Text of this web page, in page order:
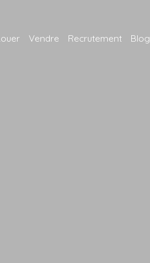
Vendre Recrutement Blog